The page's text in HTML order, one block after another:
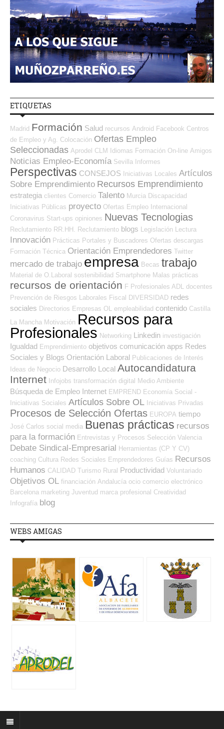
ETIQUETAS
Madrid Formación Salud recursos Android Facebook Centros
de Empleo y Ag. Colocación Ofertas Empleo
Seleccionadas Aprodel CLM Idiomas Formación On-line Amigos
Noticias Empleo-Economía Sevilla Informes
Perspectivas CONSEJOS Iniciativas Locales Artículos
Sobre Emprendimiento Recursos Emprendimiento
estrategia clientes Comercio Talento Murcia Discapacidad
Iniciativas Públicas proyecto Ofertas Empleo Internacional
Coronavirus Start-ups opiniones Nuevas Tecnologias
Reclutamiento RR.HH. Reclutamiento blogs Legislación Lectura
Innovación Prácticas Portales y Buscadores Ofertas descargas
Formación Técnica Orientación Emprendedores Twitter
mercado de trabajo empresa Becas trabajo
Material de O.Laboral sostenibilidad Smartphone Malas prácticas
recursos de orientación F Profesionales ADL
docentes
Prevención de Riesgos Laborales Fiscal DIVERSIDAD redes
sociales Directorios Empresas OL empleabilidad contenido Castilla
La Mancha Motivación Recursos para
Profesionales Networking Linkedin investigación
Igualdad Emprendimiento objetivos comunicación apps Redes
Sociales y Blogs Orientación Laboral Publicaciones de Interés
Ideas de Negocio Desarrollo Local Autocandidatura
Internet Infojobs transformación digital Medio Ambiente
Búsqueda de Empleo Internet EMPREND Economía Social -
Iniciativas Sociales Artículos Sobre OL Iniciativas Privadas
Procesos de Selección Ofertas EUROPA tiempo
José Carlos social media Buenas prácticas recursos
para la formación Entrevistas y Procesos Selección Valencia
Debate Sindical-Empresarial Herramientas (CP Y CV)
coaching Cultura Redes Sociales Emprendedores Guías Recursos
Humanos CALIDAD Turismo Rural Productividad Voluntariado
Objetivos OL financiación Andalucía ocio comercio electrónico
Barcelona marketing Juventud marca profesional Creatividad
Infografía blog
WEBS AMIGAS